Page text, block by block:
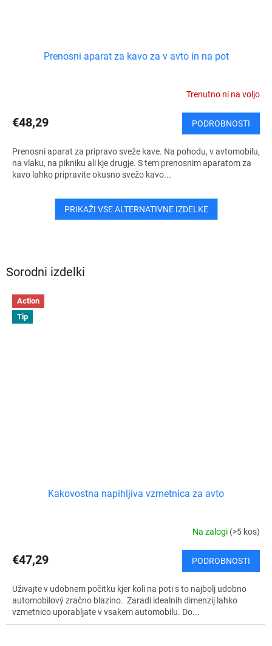
Sorodni izdelki
Action
Tip
Kakovostna napihljiva vzmetnica za avto
Na zalogi (>5 kos)
€47,29 PODROBNOSTI
Uživajte v udobnem počitku kjer koli na poti s to najbolj udobno
automobilový zračno blazino. Zaradi idealnih dimenzij lahko
vzmetnico uporabljate v vsakem automobilu. Do...
Prenosni aparat za kavo za v avto in na pot
Trenutno ni na voljo
€48,29 PODROBNOSTI
Prenosni aparat za pripravo sveže kave. Na pohodu, v avtomobilu,
na vlaku, na pikniku ali kje drugje. S tem prenosnim aparatom za
kavo lahko pripravite okusno svežo kavo...
PRIKAŽI VSE ALTERNATIVNE IZDELKE